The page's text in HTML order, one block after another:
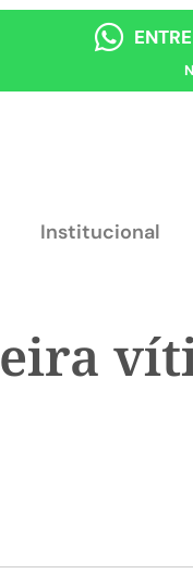
Institucional